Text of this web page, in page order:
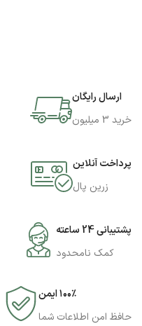
ارسال رایگان
خرید 3 میلیون
پرداخت آنلاین
زرین پال
پشتیبانی 24 ساعته
کمک نامحدود
۱۰۰٪ ایمن
حافظ امن اطلاعات شما